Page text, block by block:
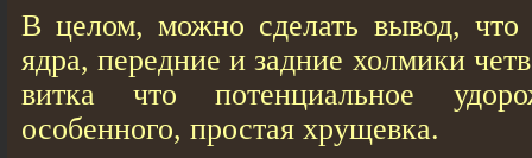
В целом, можно сделать вывод, что
ядра, передние и задние холмики
витка что потенциальное
особенного, простая хрущевка.